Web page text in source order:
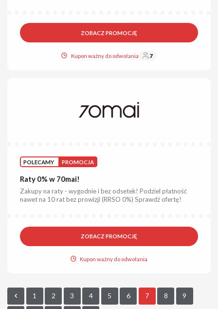
ZOBACZ PROMOCJĘ
Kupon ważny do odwołania 7
POLECAMY PROMOCJA
Raty 0% w 70mai!
Zakupy na raty - wygodnie i bez odsetek! Podziel płatność
nawet na 10 rat bez prowizji (RRSO 0%) Sprawdź ofertę!
ZOBACZ PROMOCJĘ
Kupon ważny do odwołania
1 2 3 4 5 6 7 8 9